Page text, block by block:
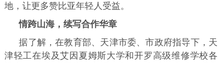
地，让更多赞比亚年轻人受益。
情跨山海，续写合作华章
据了解，在教育部、天津市委、市政府指导下，天
津轻工在埃及艾因夏姆斯大学和开罗高级维修学校各